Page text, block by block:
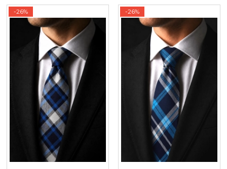
-26% -26%